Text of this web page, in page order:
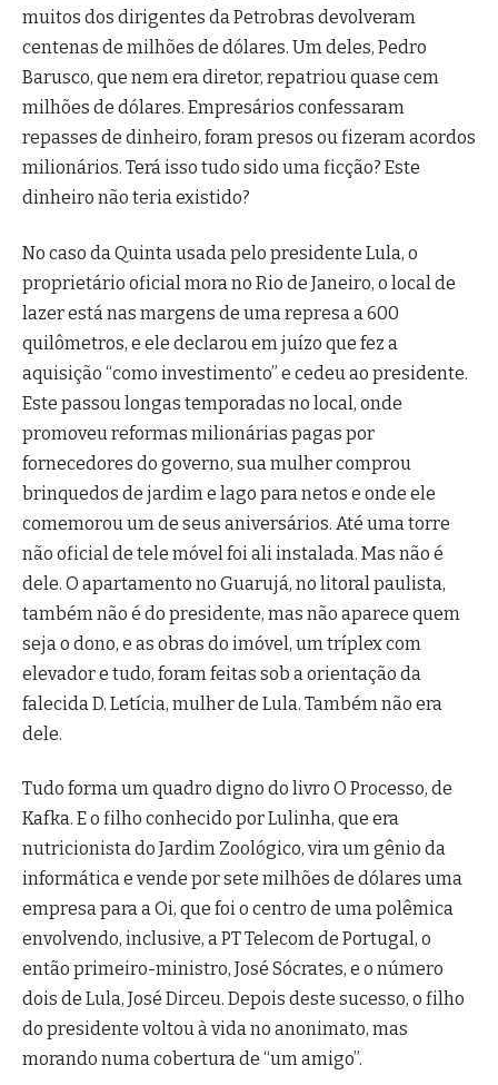
muitos dos dirigentes da Petrobras devolveram
centenas de milhões de dólares. Um deles, Pedro
Barusco, que nem era diretor, repatriou quase cem
milhões de dólares. Empresários confessaram
repasses de dinheiro, foram presos ou fizeram acordos
milionários. Terá isso tudo sido uma ficção? Este
dinheiro não teria existido?
No caso da Quinta usada pelo presidente Lula, o
proprietário oficial mora no Rio de Janeiro, o local de
lazer está nas margens de uma represa a 600
quilômetros, e ele declarou em juízo que fez a
aquisição “como investimento” e cedeu ao presidente.
Este passou longas temporadas no local, onde
promoveu reformas milionárias pagas por
fornecedores do governo, sua mulher comprou
brinquedos de jardim e lago para netos e onde ele
comemorou um de seus aniversários. Até uma torre
não oficial de tele móvel foi ali instalada. Mas não é
dele. O apartamento no Guarujá, no litoral paulista,
também não é do presidente, mas não aparece quem
seja o dono, e as obras do imóvel, um tríplex com
elevador e tudo, foram feitas sob a orientação da
falecida D. Letícia, mulher de Lula. Também não era
dele.
Tudo forma um quadro digno do livro O Processo, de
Kafka. E o filho conhecido por Lulinha, que era
nutricionista do Jardim Zoológico, vira um gênio da
informática e vende por sete milhões de dólares uma
empresa para a Oi, que foi o centro de uma polêmica
envolvendo, inclusive, a PT Telecom de Portugal, o
então primeiro-ministro, José Sócrates, e o número
dois de Lula, José Dirceu. Depois deste sucesso, o filho
do presidente voltou à vida no anonimato, mas
morando numa cobertura de “um amigo”.